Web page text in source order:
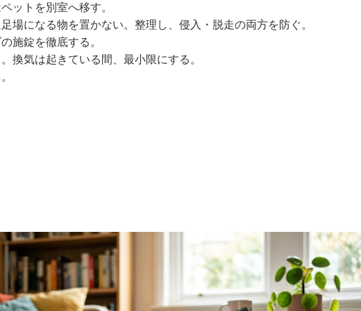
ットを別室へ移す。
場になる物を置かない。整理し、侵入・脱走の両方を防ぐ。
施錠を徹底する。
換気は起きている間、最小限にする。